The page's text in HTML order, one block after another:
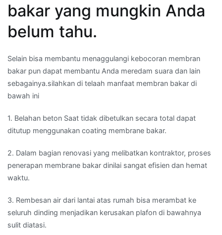
bakar yang mungkin Anda
belum tahu.
Selain bisa membantu menaggulangi kebocoran membran
bakar pun dapat membantu Anda meredam suara dan lain
sebagainya.silahkan di telaah manfaat membran bakar di
bawah ini
1. Belahan beton Saat tidak dibetulkan secara total dapat
ditutup menggunakan coating membrane bakar.
2. Dalam bagian renovasi yang melibatkan kontraktor, proses
penerapan membrane bakar dinilai sangat efisien dan hemat
waktu.
3. Rembesan air dari lantai atas rumah bisa merambat ke
seluruh dinding menjadikan kerusakan plafon di bawahnya
sulit diatasi.